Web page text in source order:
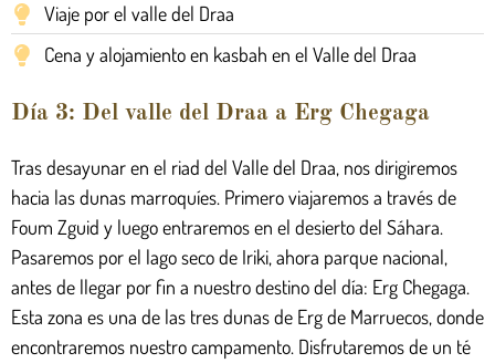
Viaje por el valle del Draa
Cena y alojamiento en kasbah en el Valle del Draa
Día 3: Del valle del Draa a Erg Chegaga
Tras desayunar en el riad del Valle del Draa, nos dirigiremos
hacia las dunas marroquíes. Primero viajaremos a través de
Foum Zguid y luego entraremos en el desierto del Sáhara.
Pasaremos por el lago seco de Iriki, ahora parque nacional,
antes de llegar por fin a nuestro destino del día: Erg Chegaga.
Esta zona es una de las tres dunas de Erg de Marruecos, donde
encontraremos nuestro campamento. Disfrutaremos de un té